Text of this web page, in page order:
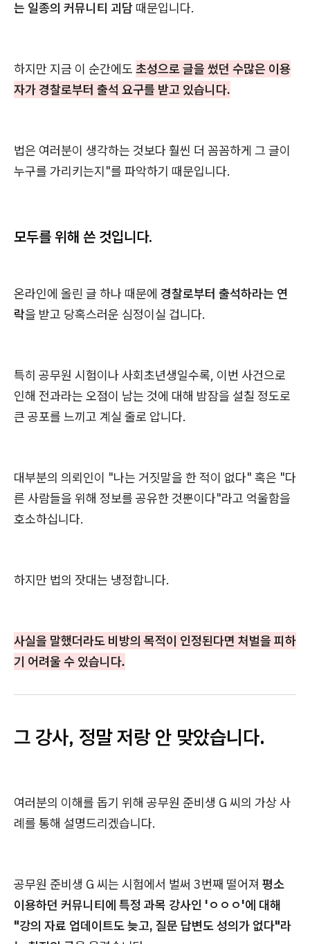
는 일종의 커뮤니티 괴담 때문입니다.
하지만 지금 이 순간에도 초성으로 글을 썼던 수많은 이용
자가 경찰로부터 출석 요구를 받고 있습니다.
법은 여러분이 생각하는 것보다 훨씬 더 꼼꼼하게 그 글이
누구를 가리키는지"를 파악하기 때문입니다.
모두를 위해 쓴 것입니다.
온라인에 올린 글 하나 때문에 경찰로부터 출석하라는 연
락을 받고 당혹스러운 심정이실 겁니다.
특히 공무원 시험이나 사회초년생일수록, 이번 사건으로
인해 전과라는 오점이 남는 것에 대해 밤잠을 설칠 정도로
큰 공포를 느끼고 계실 줄로 압니다.
대부분의 의뢰인이 "나는 거짓말을 한 적이 없다" 혹은 "다
른 사람들을 위해 정보를 공유한 것뿐이다"라고 억울함을
호소하십니다.
하지만 법의 잣대는 냉정합니다.
사실을 말했더라도 비방의 목적이 인정된다면 처벌을 피하
기 어려울 수 있습니다.
그 강사, 정말 저랑 안 맞았습니다.
여러분의 이해를 돕기 위해 공무원 준비생 G 씨의 가상 사
례를 통해 설명드리겠습니다.
공무원 준비생 G 씨는 시험에서 벌써 3번째 떨어져 평소
이용하던 커뮤니티에 특정 과목 강사인 'ㅇㅇㅇ'에 대해
"강의 자료 업데이트도 늦고, 질문 답변도 성의가 없다"라